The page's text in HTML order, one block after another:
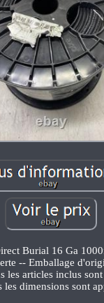
Burial 16 Ga
-- Emballage
les articles inclus
les dimensions sont